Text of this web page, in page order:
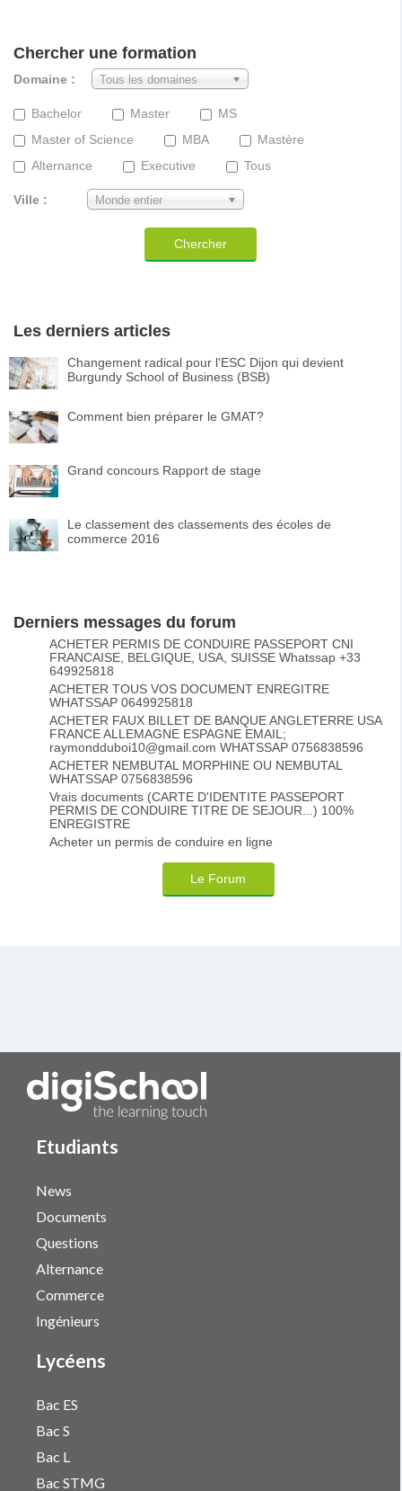
Chercher une formation
Domaine : Tous les domaines
Bachelor Master
MS
Master of Science
MBA
Mastère
Alternance
Executive Tous
Ville : Monde entier
Chercher
Les derniers articles
Changement radical pour l'ESC Dijon qui devient
Burgundy School of Business (BSB)
Comment bien préparer le GMAT?
Grand concours Rapport de stage
Le classement des classements des écoles de
commerce 2016
Derniers messages du forum
ACHETER PERMIS DE CONDUIRE PASSEPORT CNI
FRANCAISE, BELGIQUE, USA, SUISSE Whatssap +33
649925818
ACHETER TOUS VOS DOCUMENT ENREGITRE
WHATSSAP 0649925818
ACHETER FAUX BILLET DE BANQUE ANGLETERRE USA
FRANCE ALLEMAGNE ESPAGNE EMAIL;
raymondduboi10@gmail.com WHATSSAP 0756838596
ACHETER NEMBUTAL MORPHINE OU NEMBUTAL
WHATSSAP 0756838596
Vrais documents (CARTE D'IDENTITE PASSEPORT
PERMIS DE CONDUIRE TITRE DE SEJOUR...) 100%
ENREGISTRE
Acheter un permis de conduire en ligne
Le Forum
Etudiants
News
Documents
Questions
Alternance
Commerce
Ingénieurs
Lycéens
Bac ES
Bac S
Bac L
Bac STMG